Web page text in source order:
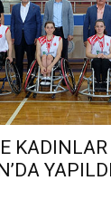
YAPILDI